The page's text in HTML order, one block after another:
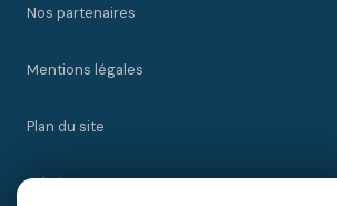
Nos partenaires
Mentions légales
Plan du site
Admin